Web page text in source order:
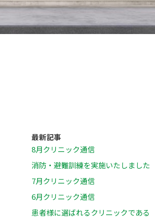
最新記事
8月クリニック通信
消防・避難訓練を実施いたしました
7月クリニック通信
6月クリニック通信
患者様に選ばれるクリニックである